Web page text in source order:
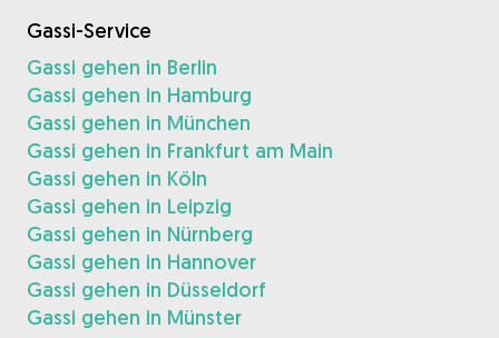
Gassi-Service
Gassi gehen in Berlin
Gassi gehen in Hamburg
Gassi gehen in München
Gassi gehen in Frankfurt am Main
Gassi gehen in Köln
Gassi gehen in Leipzig
Gassi gehen in Nürnberg
Gassi gehen in Hannover
Gassi gehen in Düsseldorf
Gassi gehen in Münster